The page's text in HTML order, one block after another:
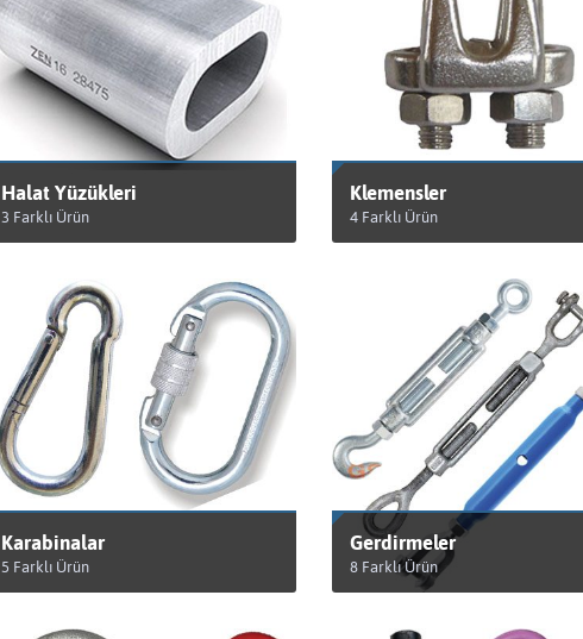
Halat Yüzükleri
3 Farklı Ürün
Klemensler
4 Farklı Ürün
Karabinalar
5 Farklı Ürün
Gerdirmeler
8 Farklı Ürün